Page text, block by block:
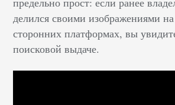
делился своими изображениями
сторонних платформах, вы
поисковой выдаче.